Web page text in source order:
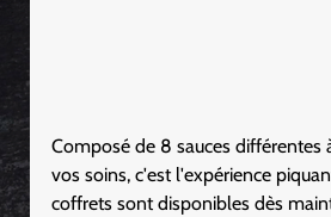
Composé de 8 sauces différentes
vos soins, c'est l'expérience
coffrets sont disponibles dès